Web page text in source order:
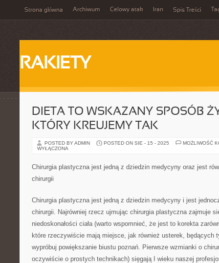
Strona główna Archiwum Celowy atak Iran Spis Treści
RAKIETY
DIETA TO WSKAZANY SPOSÓB
KTÓRY KREUJEMY TAK
POSTED BY ADMIN POSTED ON SIE - 15 - 2025
MOŻLIWOŚĆ
WYŁĄCZONA
Chirurgia plastyczna jest jedną z dziedzin medycyny oraz jest
chirurgii
Chirurgia plastyczna jest jedną z dziedzin medycyny i jest
chirurgii. Najrówniej rzecz ujmując chirurgia plastyczna zajmuje
niedoskonałości ciała (warto wspomnieć, że jest to korekta
które rzeczywiście mają miejsce, jak również usterek, będących
wypróbuj powiększanie biustu poznań. Pierwsze wzmianki o
oczywiście o prostych technikach) sięgają I wieku naszej